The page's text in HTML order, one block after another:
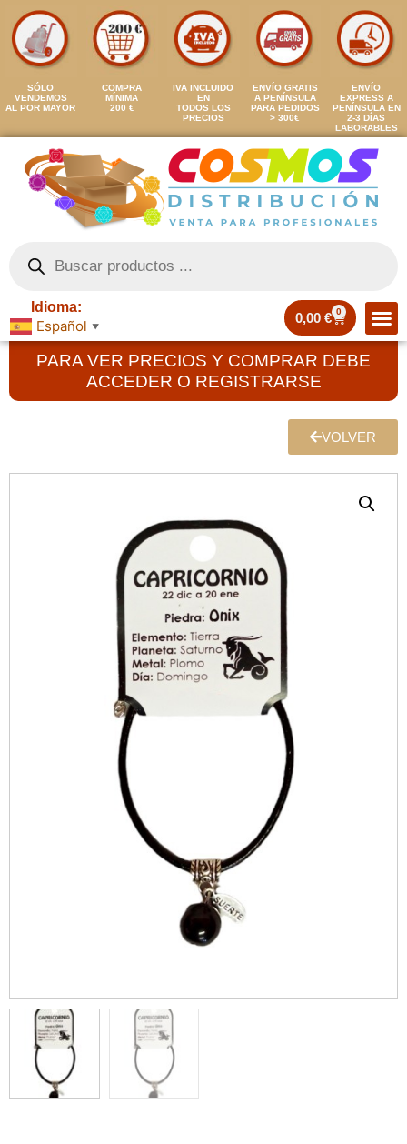
SÓLO
VENDEMOS
AL POR MAYOR
COMPRA
MÍNIMA
200 €
IVA INCLUIDO
EN
TODOS LOS
PRECIOS
ENVÍO GRATIS
A PENÍNSULA
PARA PEDIDOS
> 300€
ENVÍO
EXPRESS A
PENÍNSULA EN
2-3 DÍAS
LABORABLES
Idioma:
Español ▼
0,00 € 0
PARA VER PRECIOS Y COMPRAR DEBE
ACCEDER O REGISTRARSE
VOLVER